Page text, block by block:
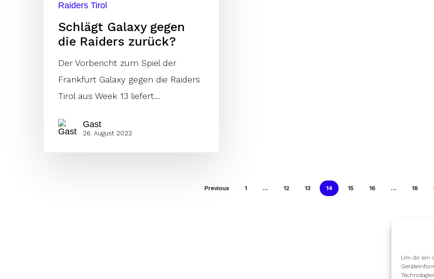
Um dir ein
Raiders Tirol
Schlägt Galaxy gegen
die Raiders zurück?
Der Vorbericht zum Spiel der
Frankfurt Galaxy gegen die Raiders
Tirol aus Week 13 liefert…
Gast
26. August 2022
Previous 1 … 12 13 14 15 16 … 18